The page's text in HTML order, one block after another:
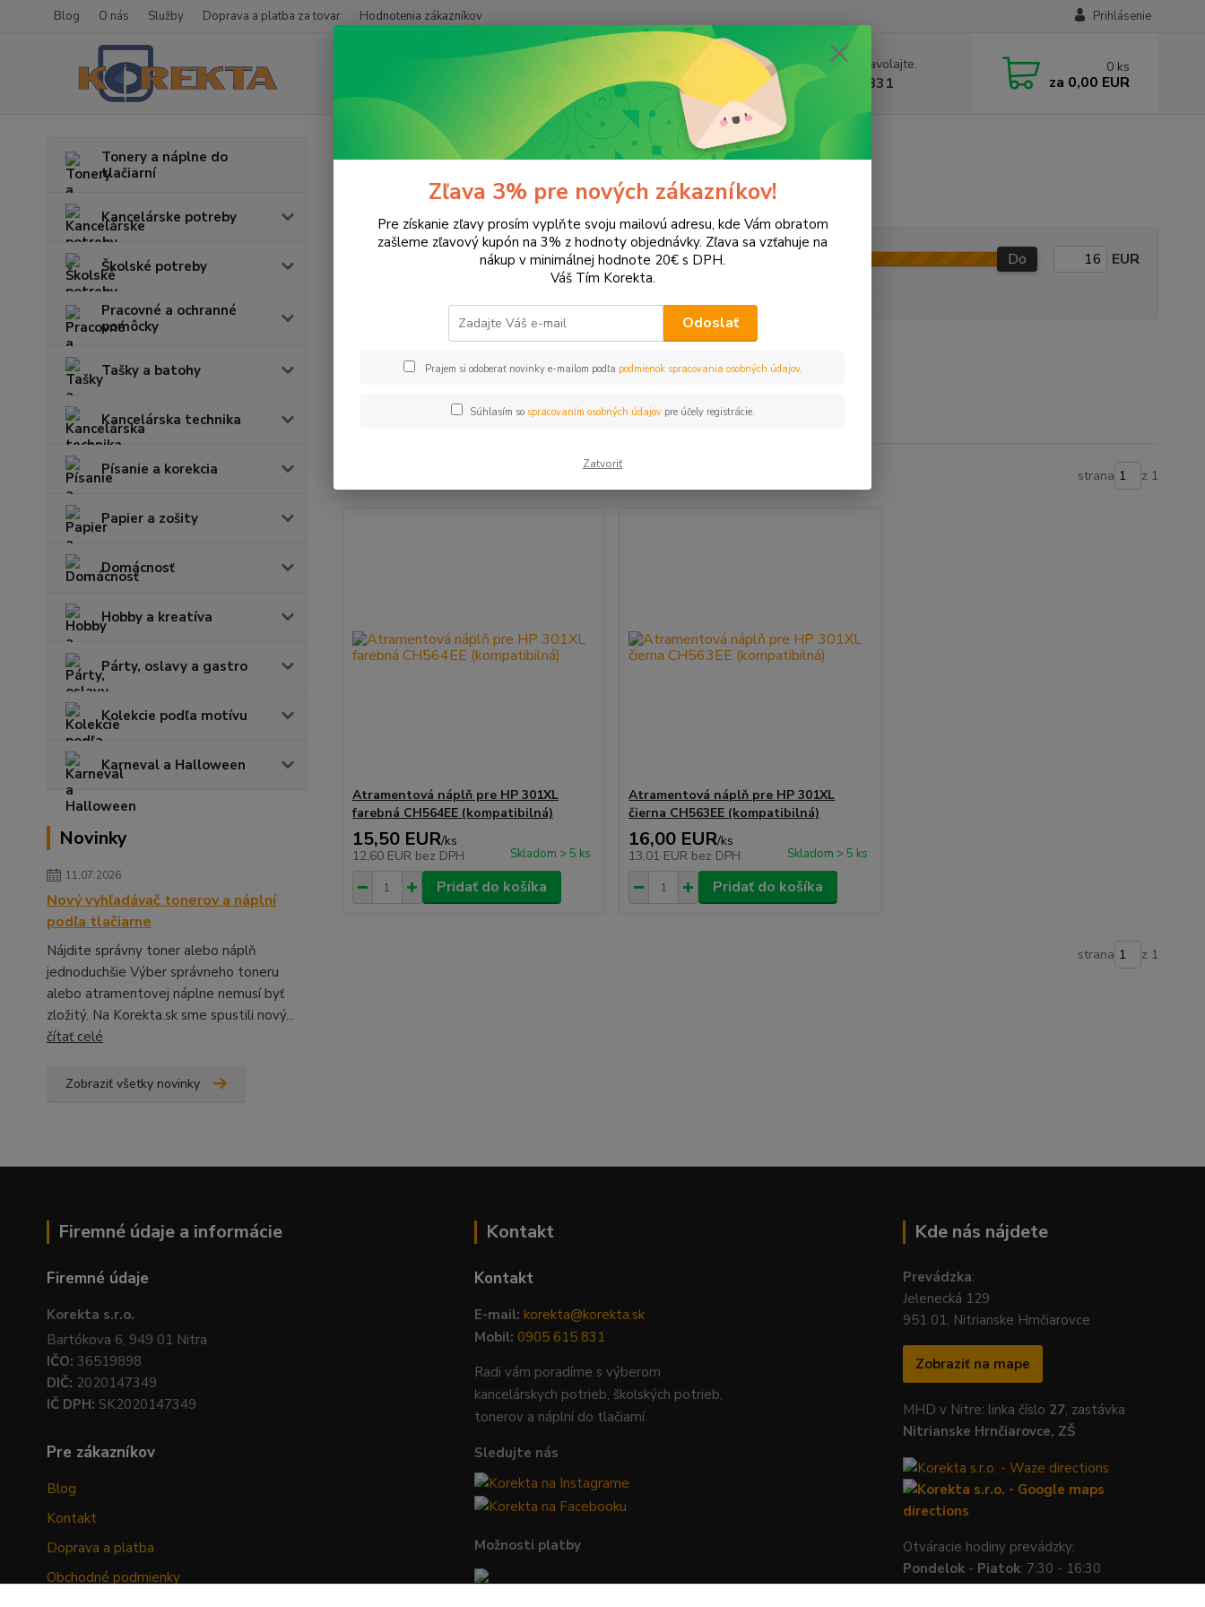
Blog O nás Služby Doprava a platba za tovar Hodnotenia zákazníkov Prihlásenie
Neviete si rady? Zavolajte.
+421 905 615 831
0 ks
za 0,00 EUR
Tonery a náplne do
tlačiarní
Kancelárske potreby
Školské potreby
Pracovné a ochranné
pomôcky
Tašky a batohy
Kancelárska technika
Písanie a korekcia
Papier a zošity
Domácnosť
Hobby a kreatíva
Párty, oslavy a gastro
Kolekcie podľa motívu
Karneval a Halloween
Novinky
11.07.2026
Nový vyhľadávač tonerov a náplní
podľa tlačiarne
Nájdite správny toner alebo náplň
jednoduchšie Výber správneho toneru
alebo atramentovej náplne nemusí byť
zložitý. Na Korekta.sk sme spustili nový...
čítať celé
Zobraziť všetky novinky
Tonery a náplne do tlačiarní Hewlett Packard HP DeskJet DeskJet 3511
DeskJet 3511
Upresniť parametre
EUR Od Do EUR
strana z 1
Atramentová náplň pre HP 301XL
farebná CH564EE (kompatibilná)
15,50 EUR/ks
12,60 EUR bez DPH Skladom > 5 ks
Pridať do košíka
Atramentová náplň pre HP 301XL
čierna CH563EE (kompatibilná)
16,00 EUR/ks
13,01 EUR bez DPH Skladom > 5 ks
Pridať do košíka
strana z 1
Firemné údaje a informácie
Firemné údaje
Korekta s.r.o.
Bartókova 6, 949 01 Nitra
IČO: 36519898
DIČ: 2020147349
IČ DPH: SK2020147349
Pre zákazníkov
Blog
Kontakt
Doprava a platba
Obchodné podmienky
Kontakt
Kontakt
E-mail: korekta@korekta.sk
Mobil: 0905 615 831
Radi vám poradíme s výberom
kancelárskych potrieb, školských potrieb,
tonerov a náplní do tlačiarní.
Sledujte nás
Možnosti platby
Kde nás nájdete
Prevádzka:
Jelenecká 129
951 01, Nitrianske Hrnčiarovce
Zobraziť na mape
MHD v Nitre: linka číslo 27, zastávka
Nitrianske Hrnčiarovce, ZŠ
Otváracie hodiny prevádzky:
Pondelok - Piatok: 7:30 - 16:30
Zľava 3% pre nových zákazníkov!
Pre získanie zľavy prosím vyplňte svoju mailovú adresu, kde Vám obratom
zašleme zľavový kupón na 3% z hodnoty objednávky. Zľava sa vzťahuje na
nákup v minimálnej hodnote 20€ s DPH.
Váš Tím Korekta.
Odoslať
Prajem si odoberať novinky e-mailom podľa podmienok spracovania osobných údajov.
Súhlasím so spracovaním osobných údajovpre účely registrácie.
Zatvoriť